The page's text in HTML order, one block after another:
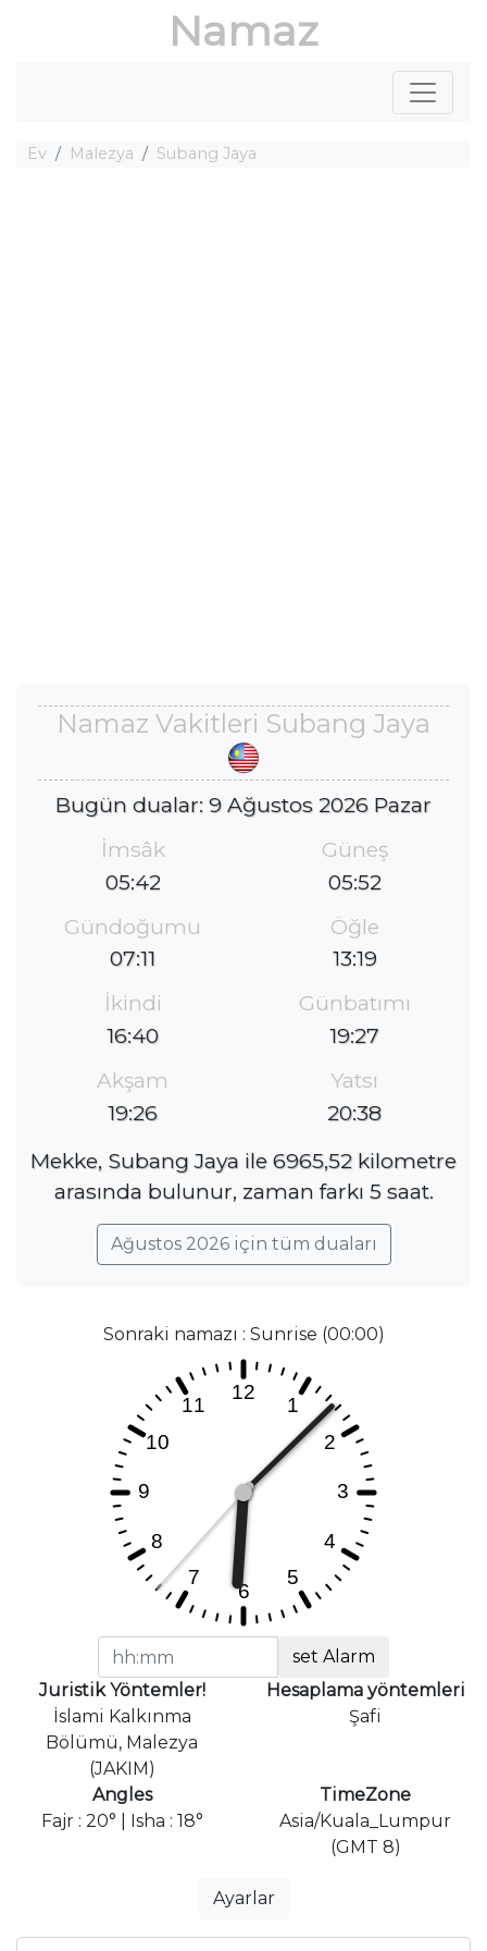
Namaz
Ev Malezya Subang Jaya
Namaz Vakitleri Subang Jaya
Bugün dualar: 9 Ağustos 2026 Pazar
İmsâk
05:42
Güneş
05:52
Gündoğumu
07:11
Öğle
13:19
İkindi
16:40
Günbatımı
19:27
Akşam
19:26
Yatsı
20:38
Mekke, Subang Jaya ile 6965,52 kilometre
arasında bulunur, zaman farkı 5 saat.
Ağustos 2026 için tüm duaları
Sonraki namazı : Sunrise (00:00)
set Alarm
Juristik Yöntemler!
İslami Kalkınma
Bölümü, Malezya
(JAKIM)
Hesaplama yöntemleri
Şafi
Angles
Fajr : 20° | Isha : 18°
TimeZone
Asia/Kuala_Lumpur
(GMT 8)
Ayarlar